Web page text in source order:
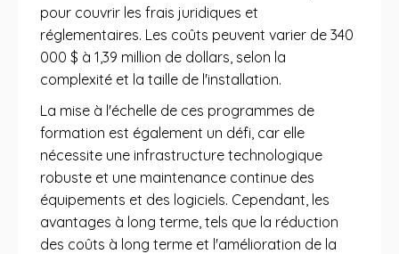
pour couvrir les frais juridiques et
réglementaires. Les coûts peuvent varier de 340
000 $ à 1,39 million de dollars, selon la
complexité et la taille de l'installation.
La mise à l'échelle de ces programmes de
formation est également un défi, car elle
nécessite une infrastructure technologique
robuste et une maintenance continue des
équipements et des logiciels. Cependant, les
avantages à long terme, tels que la réduction
des coûts à long terme et l'amélioration de la